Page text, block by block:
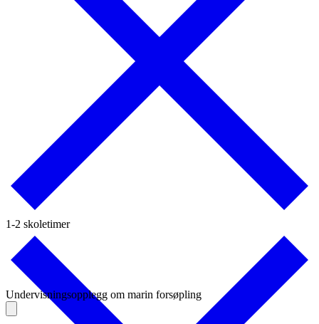
Undervisningsopplegg om marin forsøpling
1-2 skoletimer